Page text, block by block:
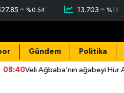
%0.54 13.703 %11
Gündem Politika
Veli Ağbaba’nın ağabeyi Hür